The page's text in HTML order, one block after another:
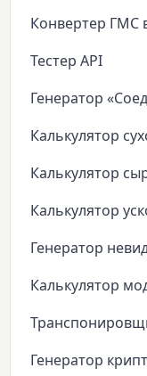
Конвертер ГМС
Тестер API
Генератор
Калькулятор
Калькулятор
Калькулятор
Генератор
Калькулятор
Генератор